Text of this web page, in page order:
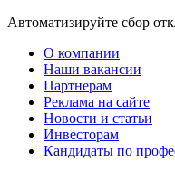
Автоматизируйте сбор
О компании
Наши вакансии
Партнерам
Реклама на сайте
Новости и статьи
Инвесторам
Кандидаты по